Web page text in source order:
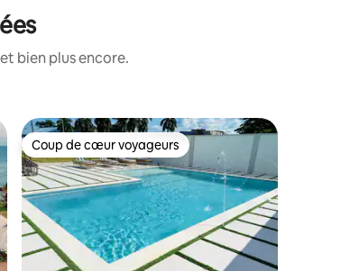
bien plus encore.
Coup de cœur voyageurs
Coup de cœur voyageurs